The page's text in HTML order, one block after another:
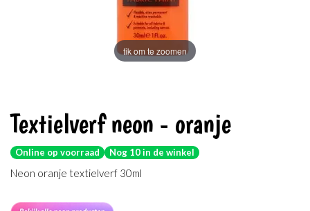
tik om te zoomen
Textielverf neon - oranje
Online op voorraad Nog 10 in de winkel
Neon oranje textielverf 30ml